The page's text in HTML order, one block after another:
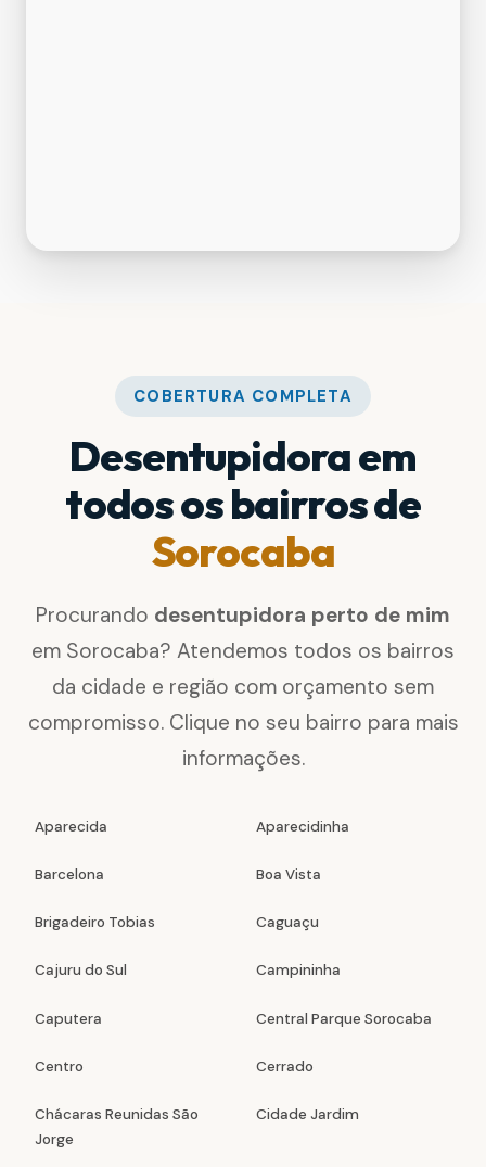
COBERTURA COMPLETA
Desentupidora em
todos os bairros de
Sorocaba
Procurando desentupidora perto de mim
em Sorocaba? Atendemos todos os bairros
da cidade e região com orçamento sem
compromisso. Clique no seu bairro para mais
informações.
Aparecida Aparecidinha
Barcelona Boa Vista
Brigadeiro Tobias Caguaçu
Cajuru do Sul Campininha
Caputera Central Parque Sorocaba
Centro Cerrado
Chácaras Reunidas São
Jorge
Cidade Jardim